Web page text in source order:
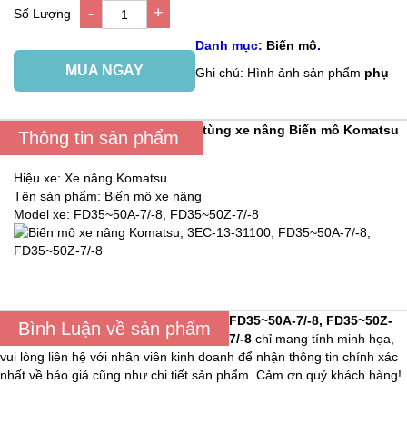
Số Lượng - 1 +
MUA NGAY
Thông tin sản phẩm
Hiệu xe: Xe nâng Komatsu
Tên sản phẩm: Biến mô xe nâng
Model xe: FD35~50A-7/-8, FD35~50Z-7/-8
Bình Luận về sản phẩm
Danh mục: Biến mô.
Ghi chú: Hình ảnh sản phẩm phụ
tùng xe nâng Biến mô Komatsu
FD35~50A-7/-8, FD35~50Z-
7/-8 chỉ mang tính minh họa,
vui lòng liên hệ với nhân viên kinh doanh để nhận thông tin chính xác
nhất về báo giá cũng như chi tiết sản phẩm. Cảm ơn quý khách hàng!